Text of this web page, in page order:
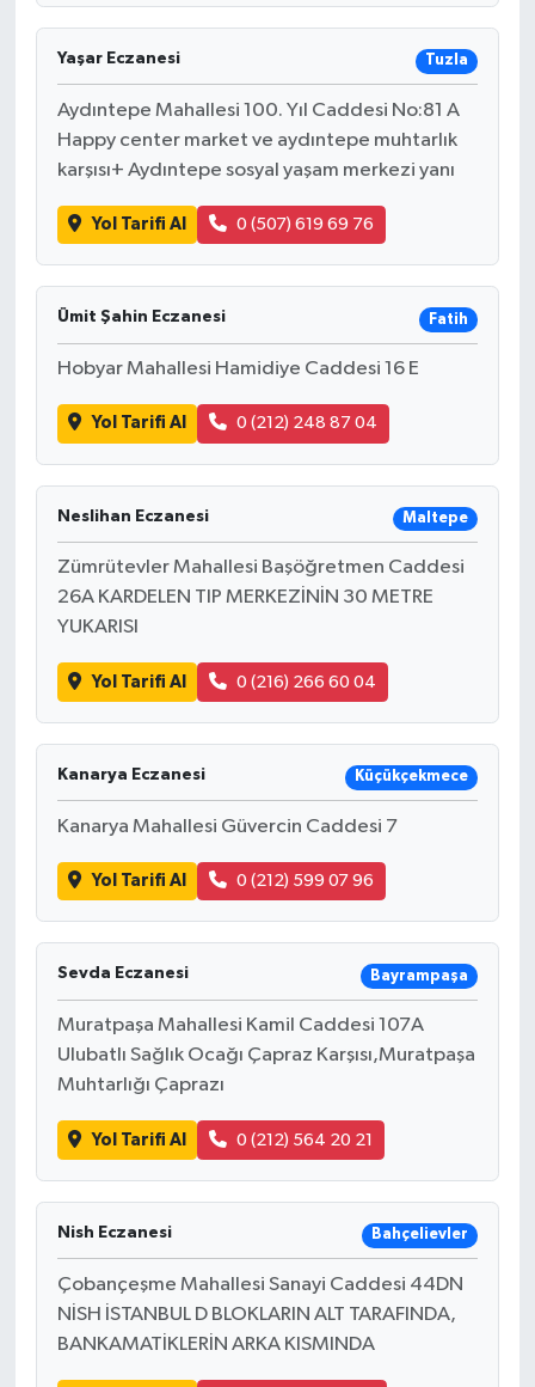
Yaşar Eczanesi Tuzla
Aydıntepe Mahallesi 100. Yıl Caddesi No:81 A
Happy center market ve aydıntepe muhtarlık
karşısı+ Aydıntepe sosyal yaşam merkezi yanı
Yol Tarifi Al 0 (507) 619 69 76
Ümit Şahin Eczanesi Fatih
Hobyar Mahallesi Hamidiye Caddesi 16 E
Yol Tarifi Al 0 (212) 248 87 04
Neslihan Eczanesi Maltepe
Zümrütevler Mahallesi Başöğretmen Caddesi
26A KARDELEN TIP MERKEZİNİN 30 METRE
YUKARISI
Yol Tarifi Al 0 (216) 266 60 04
Kanarya Eczanesi Küçükçekmece
Kanarya Mahallesi Güvercin Caddesi 7
Yol Tarifi Al 0 (212) 599 07 96
Sevda Eczanesi Bayrampaşa
Muratpaşa Mahallesi Kamil Caddesi 107A
Ulubatlı Sağlık Ocağı Çapraz Karşısı,Muratpaşa
Muhtarlığı Çaprazı
Yol Tarifi Al 0 (212) 564 20 21
Nish Eczanesi Bahçelievler
Çobançeşme Mahallesi Sanayi Caddesi 44DN
NİSH İSTANBUL D BLOKLARIN ALT TARAFINDA,
BANKAMATİKLERİN ARKA KISMINDA